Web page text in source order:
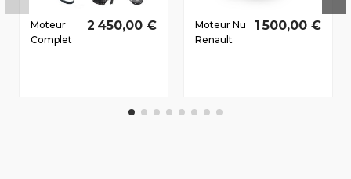
Moteur
Complet
2 450,00 €
Moteur Nu
Renault
81/110 CV
1 500,00 €